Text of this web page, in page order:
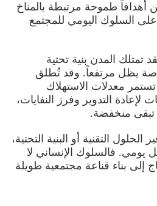
أهدافاً طموحة مرتبطة بالمناخ
على السلوك اليومي للمجتمع
تمتلك المدن بنية تحتية
يظل مرتفعاً. وقد تُطلق
تستمر معدلات الاستهلاك
التدوير وفرز النفايات،
تبقى منخفضة.
التقنية أو البنية التحتية،
يومي. فالسلوك الإنساني لا
إلى بناء قناعة مجتمعية طويلة